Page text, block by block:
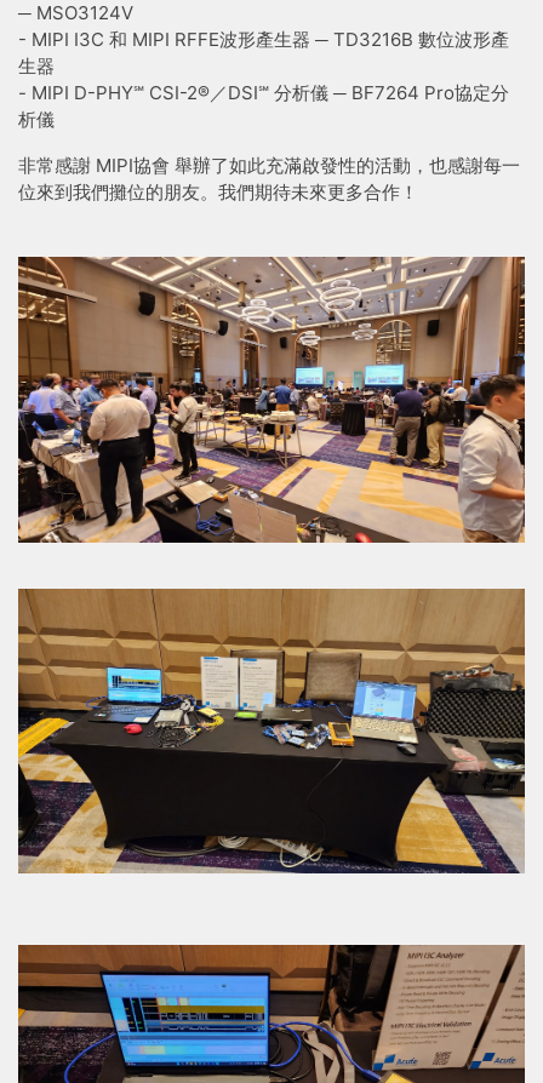
─ MSO3124V
- MIPI I3C 和 MIPI RFFE波形產生器 ─ TD3216B 數位波形產
生器
- MIPI D-PHY℠ CSI-2®／DSI℠ 分析儀 ─ BF7264 Pro協定分
析儀
非常感謝 MIPI協會 舉辦了如此充滿啟發性的活動，也感謝每一
位來到我們攤位的朋友。我們期待未來更多合作！